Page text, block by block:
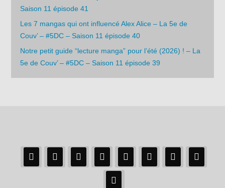
Saison 11 épisode 41
Les 7 mangas qui ont influencé Alex Alice – La 5e de
Couv’ – #5DC – Saison 11 épisode 40
Notre petit guide “lecture manga” pour l’été (2026) ! – La
5e de Couv’ – #5DC – Saison 11 épisode 39